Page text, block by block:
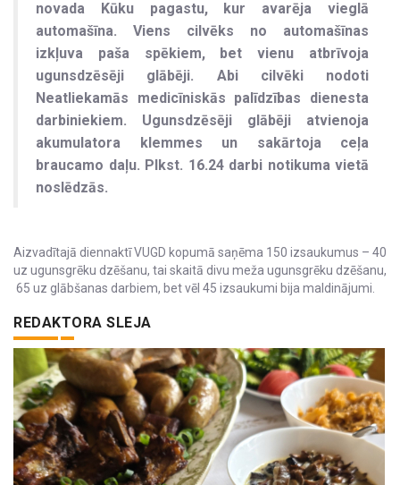
novada Kūku pagastu, kur avarēja vieglā
automašīna. Viens cilvēks no automašīnas
izkļuva paša spēkiem, bet vienu atbrīvoja
ugunsdzēsēji glābēji. Abi cilvēki nodoti
Neatliekamās medicīniskās palīdzības dienesta
darbiniekiem. Ugunsdzēsēji glābēji atvienoja
akumulatora klemmes un sakārtoja ceļa
braucamo daļu. Plkst. 16.24 darbi notikuma vietā
noslēdzās.
Aizvadītajā diennaktī VUGD kopumā saņēma 150 izsaukumus – 40
uz ugunsgrēku dzēšanu, tai skaitā divu meža ugunsgrēku dzēšanu,
65 uz glābšanas darbiem, bet vēl 45 izsaukumi bija maldinājumi.
REDAKTORA SLEJA